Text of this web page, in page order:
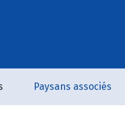
Paysans associés